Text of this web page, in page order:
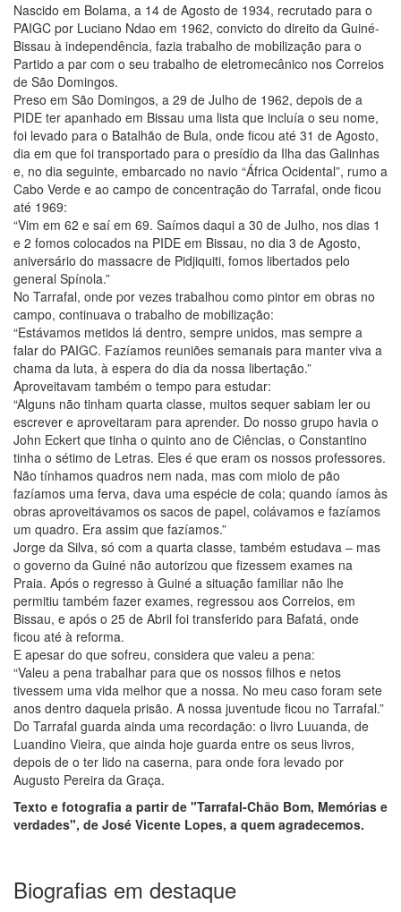
Nascido em Bolama, a 14 de Agosto de 1934, recrutado para o
PAIGC por Luciano Ndao em 1962, convicto do direito da Guiné-
Bissau à independência, fazia trabalho de mobilização para o
Partido a par com o seu trabalho de eletromecânico nos Correios
de São Domingos.
Preso em São Domingos, a 29 de Julho de 1962, depois de a
PIDE ter apanhado em Bissau uma lista que incluía o seu nome,
foi levado para o Batalhão de Bula, onde ficou até 31 de Agosto,
dia em que foi transportado para o presídio da Ilha das Galinhas
e, no dia seguinte, embarcado no navio “África Ocidental”, rumo a
Cabo Verde e ao campo de concentração do Tarrafal, onde ficou
até 1969:
“Vim em 62 e saí em 69. Saímos daqui a 30 de Julho, nos dias 1
e 2 fomos colocados na PIDE em Bissau, no dia 3 de Agosto,
aniversário do massacre de Pidjiquiti, fomos libertados pelo
general Spínola.”
No Tarrafal, onde por vezes trabalhou como pintor em obras no
campo, continuava o trabalho de mobilização:
“Estávamos metidos lá dentro, sempre unidos, mas sempre a
falar do PAIGC. Fazíamos reuniões semanais para manter viva a
chama da luta, à espera do dia da nossa libertação.”
Aproveitavam também o tempo para estudar:
“Alguns não tinham quarta classe, muitos sequer sabiam ler ou
escrever e aproveitaram para aprender. Do nosso grupo havia o
John Eckert que tinha o quinto ano de Ciências, o Constantino
tinha o sétimo de Letras. Eles é que eram os nossos professores.
Não tínhamos quadros nem nada, mas com miolo de pão
fazíamos uma ferva, dava uma espécie de cola; quando íamos às
obras aproveitávamos os sacos de papel, colávamos e fazíamos
um quadro. Era assim que fazíamos.”
Jorge da Silva, só com a quarta classe, também estudava – mas
o governo da Guiné não autorizou que fizessem exames na
Praia. Após o regresso à Guiné a situação familiar não lhe
permitiu também fazer exames, regressou aos Correios, em
Bissau, e após o 25 de Abril foi transferido para Bafatá, onde
ficou até à reforma.
E apesar do que sofreu, considera que valeu a pena:
“Valeu a pena trabalhar para que os nossos filhos e netos
tivessem uma vida melhor que a nossa. No meu caso foram sete
anos dentro daquela prisão. A nossa juventude ficou no Tarrafal.”
Do Tarrafal guarda ainda uma recordação: o livro Luuanda, de
Luandino Vieira, que ainda hoje guarda entre os seus livros,
depois de o ter lido na caserna, para onde fora levado por
Augusto Pereira da Graça.
Texto e fotografia a partir de "Tarrafal-Chão Bom, Memórias e
verdades", de José Vicente Lopes, a quem agradecemos.
Biografias em destaque